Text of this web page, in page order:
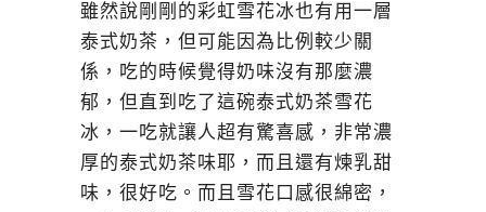
雖然說剛剛的彩虹雪花冰也有用一層
泰式奶茶，但可能因為比例較少關
係，吃的時候覺得奶味沒有那麼濃
郁，但直到吃了這碗泰式奶茶雪花
冰，一吃就讓人超有驚喜感，非常濃
厚的泰式奶茶味耶，而且還有煉乳甜
味，很好吃。而且雪花口感很綿密，